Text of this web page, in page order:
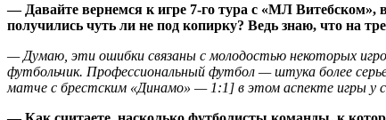
— Давайте вернемся к игре 7-го тура с «МЛ Витебском»,
получились чуть ли не под копирку? Ведь знаю, что на
— Думаю, эти ошибки связаны с молодостью некоторых
футбольчик. Профессиональный футбол — штука более
матче с брестским «Динамо» — 1:1] в этом аспекте игры у